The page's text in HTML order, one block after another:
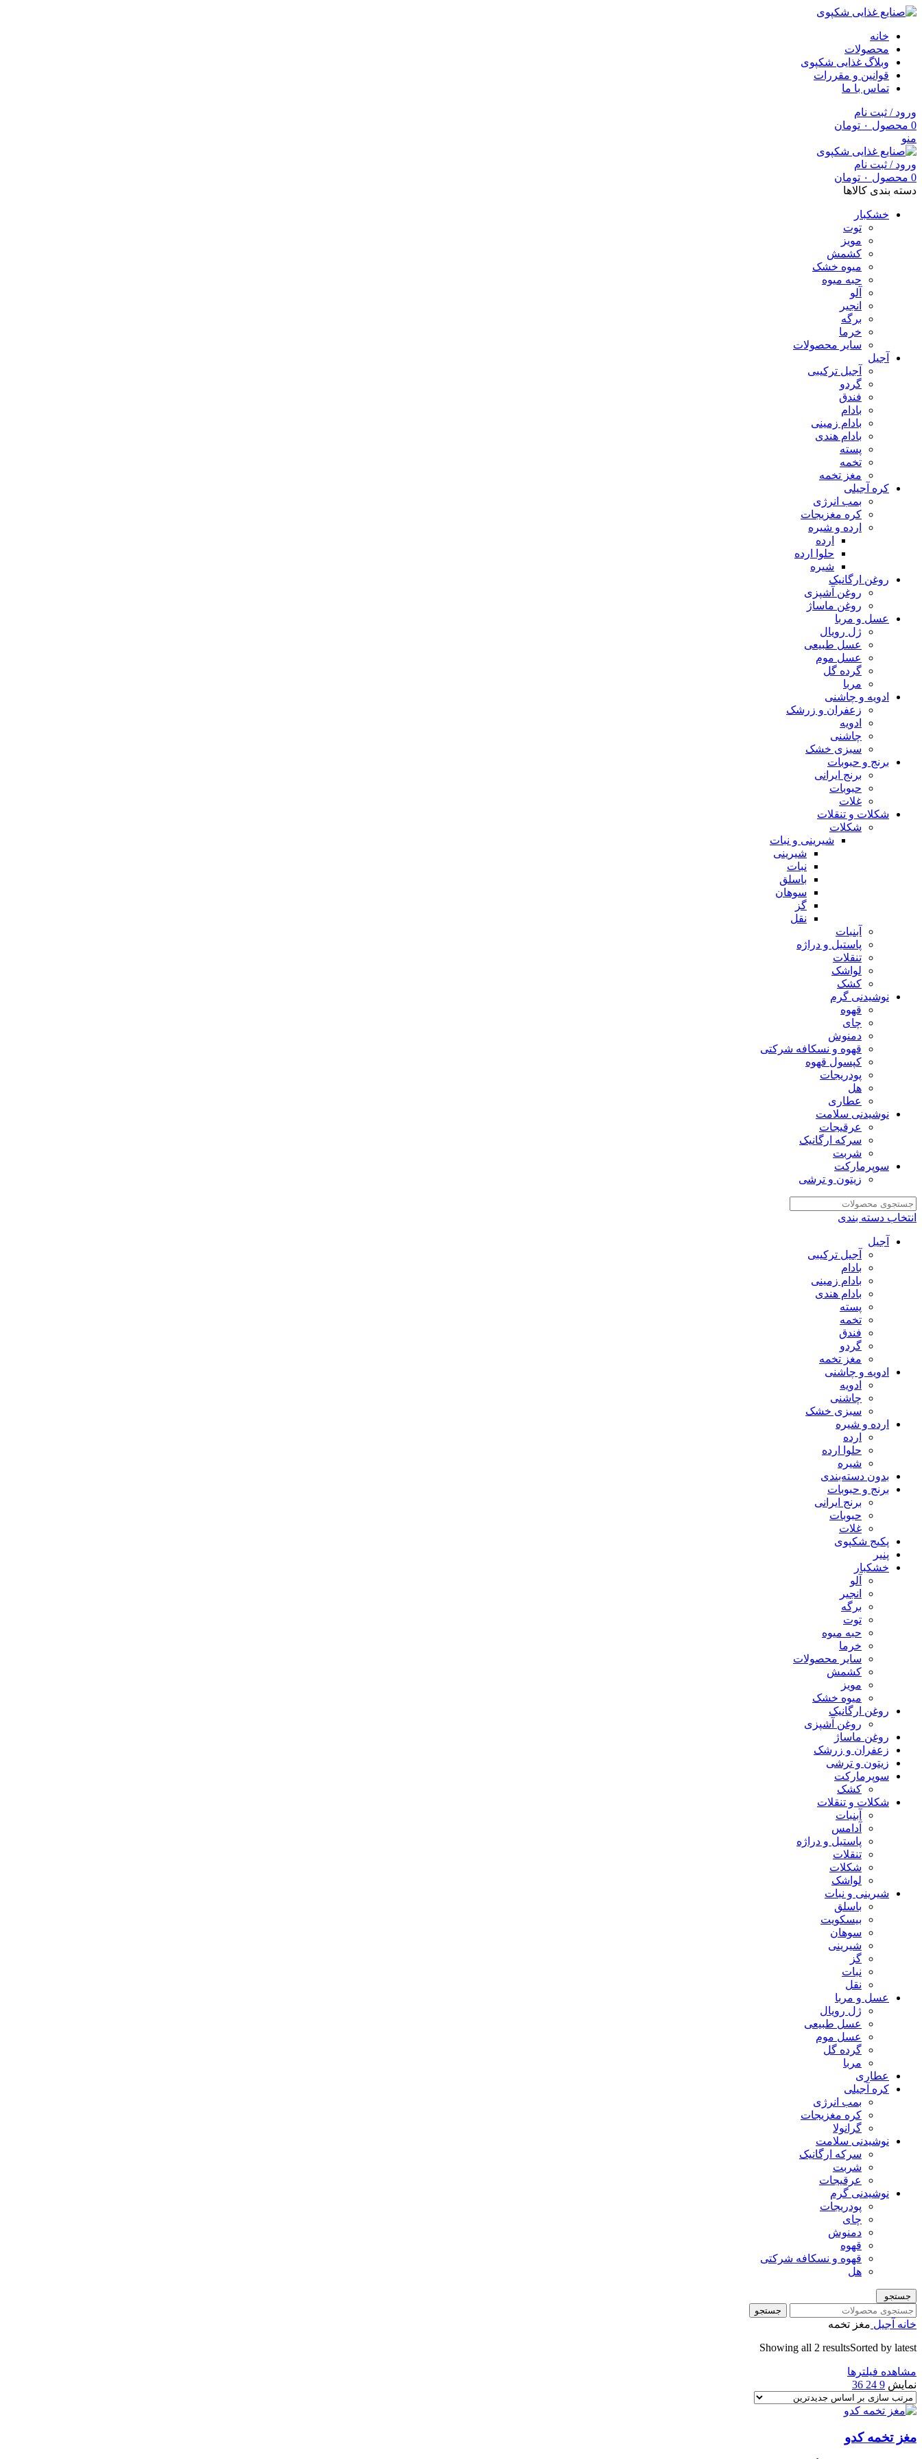
خانه
محصولات
وبلاگ غذایی شکپوی
قوانین و مقررات
تماس با ما
ورود / ثبت نام
0 محصول ۰ تومان
منو
ورود / ثبت نام
0 محصول ۰ تومان
دسته بندی کالاها
خشکبار
توت
مویز
کشمش
میوه خشک
حبه میوه
آلو
انجیر
برگه
خرما
سایر محصولات
آجیل
آجیل ترکیبی
گردو
فندق
بادام
بادام زمینی
بادام هندی
پسته
تخمه
مغز تخمه
کره آجیلی
بمب انرژی
کره مغزیجات
ارده و شیره
ارده
حلوا ارده
شیره
روغن ارگانیک
روغن آشپزی
روغن ماساژ
عسل و مربا
ژل رویال
عسل طبیعی
عسل موم
گرده گل
مربا
ادویه و چاشنی
زعفران و زرشک
ادویه
چاشنی
سبزی خشک
برنج و حبوبات
برنج ایرانی
حبوبات
غلات
شکلات و تنقلات
شکلات
شیرینی و نبات
شیرینی
نبات
باسلق
سوهان
گز
نقل
آبنبات
پاستیل و دراژه
تنقلات
لواشک
کشک
نوشیدنی گرم
قهوه
چای
دمنوش
قهوه و نسکافه شرکتی
کپسول قهوه
پودریجات
هل
عطاری
نوشیدنی سلامت
عرقیجات
سرکه ارگانیک
شربت
سوپرمارکت
زیتون و ترشی
انتخاب دسته بندی
آجیل
آجیل ترکیبی
بادام
بادام زمینی
بادام هندی
پسته
تخمه
فندق
گردو
مغز تخمه
ادویه و چاشنی
ادویه
چاشنی
سبزی خشک
ارده و شیره
ارده
حلوا ارده
شیره
بدون دسته‌بندی
برنج و حبوبات
برنج ایرانی
حبوبات
غلات
پکیج شکپوی
پنیر
خشکبار
آلو
انجیر
برگه
توت
حبه میوه
خرما
سایر محصولات
کشمش
مویز
میوه خشک
روغن ارگانیک
روغن آشپزی
روغن ماساژ
زعفران و زرشک
زیتون و ترشی
سوپرمارکت
کشک
شکلات و تنقلات
آبنبات
آدامس
پاستیل و دراژه
تنقلات
شکلات
لواشک
شیرینی و نبات
باسلق
بیسکویت
سوهان
شیرینی
گز
نبات
نقل
عسل و مربا
ژل رویال
عسل طبیعی
عسل موم
گرده گل
مربا
عطاری
کره آجیلی
بمب انرژی
کره مغزیجات
گرانولا
نوشیدنی سلامت
سرکه ارگانیک
شربت
عرقیجات
نوشیدنی گرم
پودریجات
چای
دمنوش
قهوه
قهوه و نسکافه شرکتی
هل
جستجو
جستجو
خانه آجیل مغز تخمه
Showing all 2 resultsSorted by latest
مشاهده فیلترها
نمایش 9
24
36
مغز تخمه کدو